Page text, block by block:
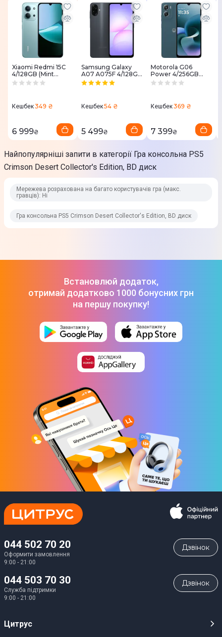
Мультиплеєр
Локальна розрахована на багато користувачів гра (макс.
гравців)
Ні
гравців)
Розробник
Pearl Abyss
Pearl Abyss
виробником. Подробиці уточнюйте у менеджера
Xiaomi Redmi 15C
4/128GB (Mint
Green)
Кешбек349 ₴
6 999₴
Samsung Galaxy
A07 A075F 4/128GB
Black (SM-
A075FZKGSEK)
Кешбек54 ₴
5 499₴
Motorola G06
Power 4/256GB
Tapestry
Кешбек369 ₴
7 399₴
Найпопулярніші запити в категорії Гра консольна PS5
Crimson Desert Collector's Edition, BD диск
Мережева розрахована на багато користувачів гра (макс.
гравців): Ні
Гра консольна PS5 Crimson Desert Collector's Edition, BD диск
Встановлюй додаток,
отримай додатково 1000 бонусних грн
на першу покупку!
044 502 70 20
Оформити замовлення
9:00 - 21:00
Дзвiнок
044 503 70 30
Служба підтримки
9:00 - 21:00
Дзвiнок
Цитрус